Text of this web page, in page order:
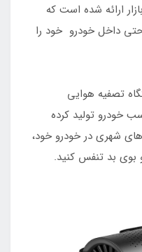
ارائه شده است که
داخل خودرو خود را
تصفیه هوایی
خودرو تولید کرده
شهری در خودرو خود،
بوی بد تنفس کنید.